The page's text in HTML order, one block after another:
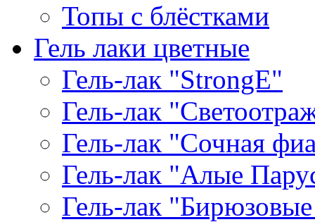
Топы с блёстками
Гель лаки цветные
Гель-лак "StrongE"
Гель-лак
Гель-лак "Сочная
Гель-лак "Алые
Гель-лак